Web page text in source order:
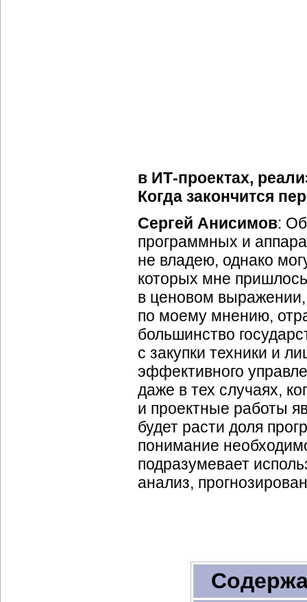
в ИТ-проектах,
Когда закончится
Сергей Анисимов:
программных и
не владею, однако
которых мне
в ценовом выражении,
по моему мнению,
большинство
с закупки техники и
эффективного
даже в тех случаях,
и проектные работы
будет расти доля
понимание
подразумевает
анализ,